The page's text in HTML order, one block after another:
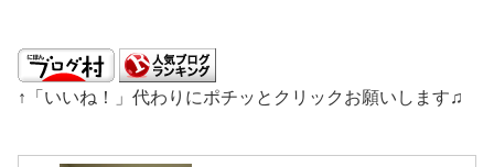
↑「いいね！」代わりにポチッとクリックお願いします♫